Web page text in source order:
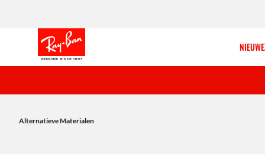
NIEUWE
Alternatieve Materialen